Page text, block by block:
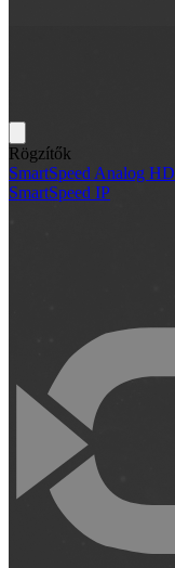
Rögzítők
SmartSpeed Analog HD
SmartSpeed IP